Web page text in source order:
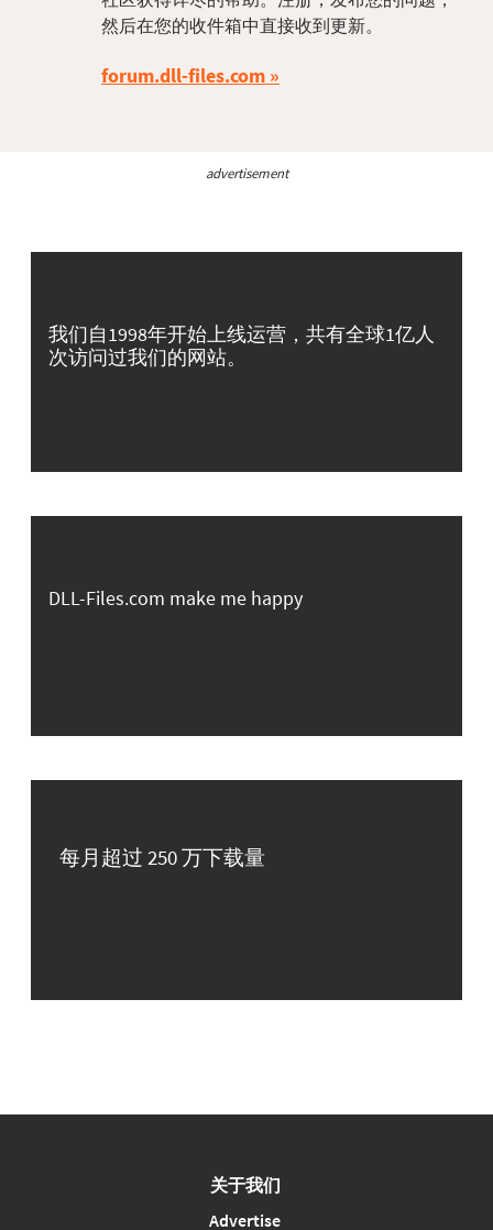
然后在您的收件箱中直接收到更新。
forum.dll-files.com
advertisement
我们自1998年开始上线运营，共有全球1亿人
次访问过我们的网站。
DLL-Files.com make me happy
每月超过 250 万下载量
关于我们
Advertise